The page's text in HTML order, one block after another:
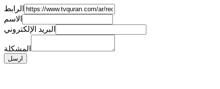
الرابط
الاسم
البريد الإلكتروني
المشكلة
ارسل